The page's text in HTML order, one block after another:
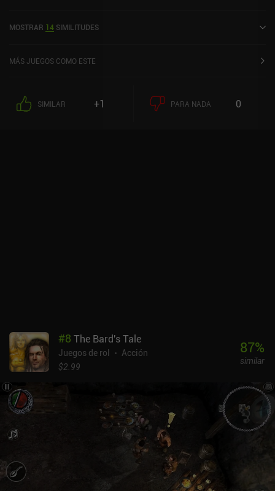
MOSTRAR 14 SIMILITUDES
MÁS JUEGOS COMO ESTE
SIMILAR +1 PARA NADA 0
#8 The Bard's Tale
Juegos de rol
Acción
$2.99
87%
similar